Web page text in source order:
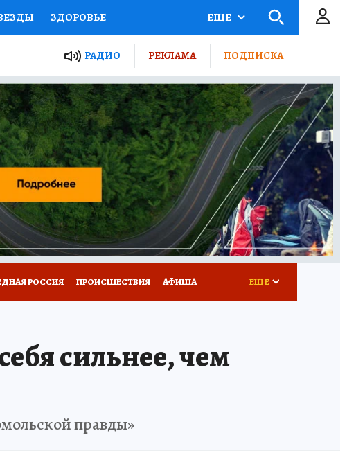
ЗДОРОВЬЕ
РОССИИ
СЕКРЕТЫ ПУТЕВОДИТЕЛЬ
ЖЕЛЕЗА ТУРИЗМ
ГИД ПОТРЕБИТЕЛЯ ВСЕ О КП
ЕЩЕ
РАДИО РЕКЛАМА ПОДПИСКА
РОССИЯ ПРОИСШЕСТВИЯ АФИША ЕЩЕ
сильнее, чем
правды»